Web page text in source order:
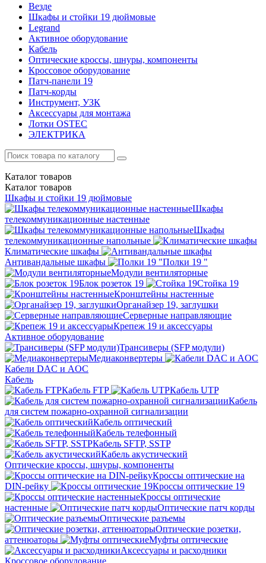
Везде
Шкафы и стойки 19 дюймовые
Legrand
Активное оборудование
Кабель
Оптические кроссы, шнуры, компоненты
Кроссовое оборудование
Патч-панели 19
Патч-корды
Инструмент, УЗК
Аксессуары для монтажа
Лотки OSTEC
ЭЛЕКТРИКА
Каталог товаров
Каталог товаров
Шкафы и стойки 19 дюймовые
Шкафы
телекоммуникационные настенные
Шкафы
телекоммуникационные напольные
Климатические шкафы
Антивандальные шкафы
Полки 19 "
Модули вентиляторные
Блок розеток 19
Стойка 19
Кронштейны настенные
Органайзер 19, заглушки
Серверные направляющие
Крепеж 19 и аксессуары
Активное оборудование
Трансиверы (SFP модули)
Медиаконвертеры
Кабели DAC и AOC
Кабель
Кабель FTP
Кабель UTP
Кабель
для систем пожарно-охранной сигнализации
Кабель оптический
Кабель телефонный
Кабель SFTP, SSTP
Кабель акустический
Оптические кроссы, шнуры, компоненты
Кроссы оптические на
DIN-рейку
Кроссы оптические 19
Кроссы оптические
настенные
Оптические патч корды
Оптические разъемы
Оптические розетки,
аттенюаторы
Муфты оптические
Аксессуары и расходники
Кроссовое оборудование